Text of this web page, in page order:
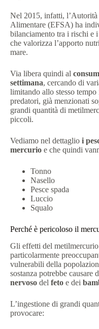
Nel 2015, infatti, l’Autorità
Alimentare (EFSA) ha
bilanciamento tra i rischi e
che valorizza l’apporto
mare.
Via libera quindi al
settimana, cercando di
limitando allo stesso
predatori, già menzionati
grandi quantità di
piccoli.
Vediamo nel dettaglio i
mercurio e che quindi
Tonno
Nasello
Pesce spada
Luccio
Squalo
Perché è pericoloso il
Gli effetti del
particolarmente
vulnerabili della
sostanza potrebbe causare
nervoso del feto e dei
L’ingestione di grandi
provocare: